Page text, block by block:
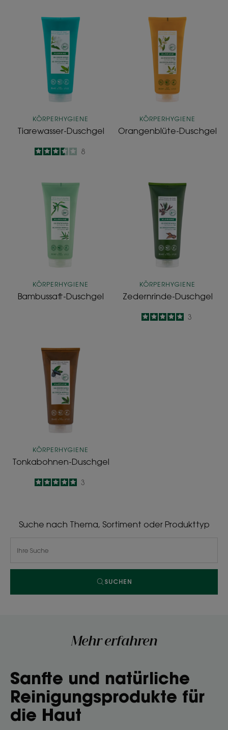
Tiarewasser-
Duschgel
KÖRPERHYGIENE
Tiarewasser-Duschgel
3.5
/
5
8
Orangenblüte-
Duschgel
KÖRPERHYGIENE
Orangenblüte-Duschgel
Bambussaft-
Duschgel
KÖRPERHYGIENE
Bambussaft-Duschgel
Zedernrinde-
Duschgel
KÖRPERHYGIENE
Zedernrinde-Duschgel
5
/
5
3
Tonkabohnen-
Duschgel
KÖRPERHYGIENE
Tonkabohnen-Duschgel
5
/
5
3
Suche nach Thema, Sortiment oder Produkttyp
SUCHEN
Mehr erfahren
Sanfte und natürliche
Reinigungsprodukte für
die Haut